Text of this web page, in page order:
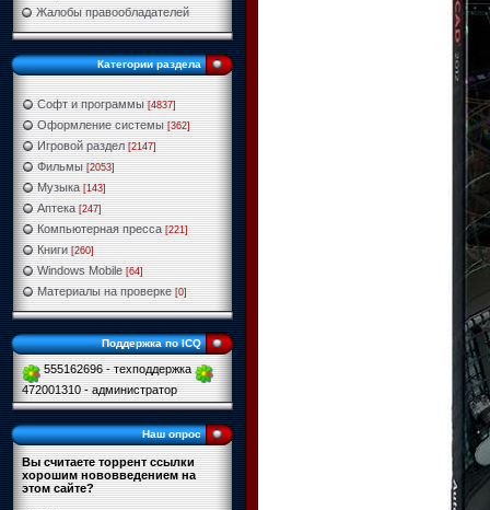
Жалобы правообладателей
Категории раздела
Софт и программы [4837]
Оформление системы [362]
Игровой раздел [2147]
Фильмы [2053]
Музыка [143]
Аптека [247]
Компьютерная пресса [221]
Книги [260]
Windows Mobile [64]
Материалы на проверке [0]
Поддержка по ICQ
555162696 - техподдержка
472001310 - администратор
Наш опрос
Вы считаете торрент ссылки
хорошим нововведением на
этом сайте?